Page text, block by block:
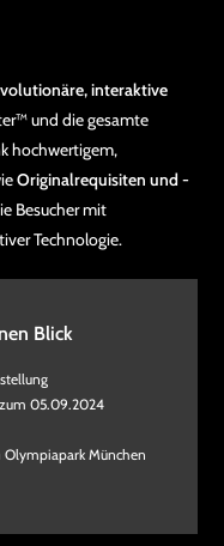
interaktive
und die gesamte
hochwertigem,
Originalrequisiten und -
Besucher mit
Technologie.
Blick
05.09.2024
München